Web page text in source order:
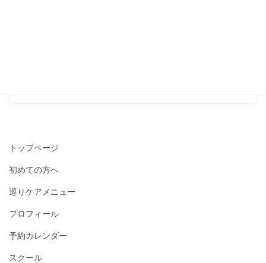
トップページ
初めての方へ
巡りケアメニュー
プロフィール
予約カレンダー
スクール